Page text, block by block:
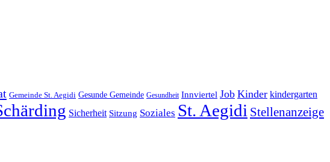
Gemeinde St. Aegidi Gesunde Gemeinde Gesundheit Innviertel Job Kinder kindergarten
Sicherheit Sitzung Soziales St. Aegidi Stellenanzeige